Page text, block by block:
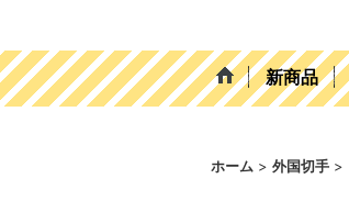
新商品
ホーム > 外国切手 >